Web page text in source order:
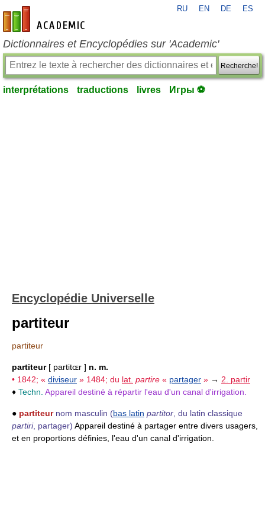
fr-academic.com
RU EN DE ES
Dictionnaires et Encyclopédies sur 'Academic'
Recherche!
interprétations traductions livres Игры ⚽
Encyclopédie Universelle
partiteur
partiteur
partiteur[ partitɶr ] n. m.
• 1842; « diviseur » 1484; du lat. partire « partager » → 2. partir
♦ Techn. Appareil destiné à répartir l'eau d'un canal d'irrigation.
● partiteur nom masculin (bas latin partitor , du latin classique
partiri, partager) Appareil destiné à partager entre divers usagers,
et en proportions définies, l'eau d'un canal d'irrigation.